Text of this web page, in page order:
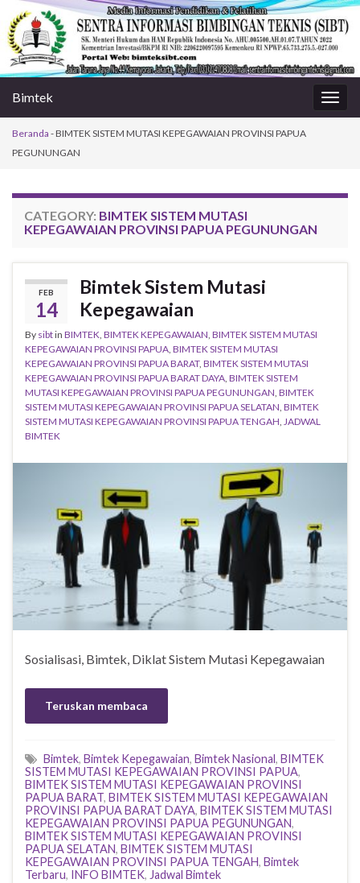
Bimtek
Beranda -BIMTEK SISTEM MUTASI KEPEGAWAIAN PROVINSI PAPUA
PEGUNUNGAN
CATEGORY: BIMTEK SISTEM MUTASI
KEPEGAWAIAN PROVINSI PAPUA PEGUNUNGAN
FEB
14
Bimtek Sistem Mutasi
Kepegawaian
By sibtin BIMTEK, BIMTEK KEPEGAWAIAN, BIMTEK SISTEM MUTASI
KEPEGAWAIAN PROVINSI PAPUA, BIMTEK SISTEM MUTASI
KEPEGAWAIAN PROVINSI PAPUA BARAT, BIMTEK SISTEM MUTASI
KEPEGAWAIAN PROVINSI PAPUA BARAT DAYA, BIMTEK SISTEM
MUTASI KEPEGAWAIAN PROVINSI PAPUA PEGUNUNGAN, BIMTEK
SISTEM MUTASI KEPEGAWAIAN PROVINSI PAPUA SELATAN, BIMTEK
SISTEM MUTASI KEPEGAWAIAN PROVINSI PAPUA TENGAH, JADWAL
BIMTEK
Sosialisasi, Bimtek, Diklat Sistem Mutasi Kepegawaian
Teruskan membaca
Bimtek, Bimtek Kepegawaian, Bimtek Nasional, BIMTEK
SISTEM MUTASI KEPEGAWAIAN PROVINSI PAPUA,
BIMTEK SISTEM MUTASI KEPEGAWAIAN PROVINSI
PAPUA BARAT, BIMTEK SISTEM MUTASI KEPEGAWAIAN
PROVINSI PAPUA BARAT DAYA, BIMTEK SISTEM MUTASI
KEPEGAWAIAN PROVINSI PAPUA PEGUNUNGAN,
BIMTEK SISTEM MUTASI KEPEGAWAIAN PROVINSI
PAPUA SELATAN, BIMTEK SISTEM MUTASI
KEPEGAWAIAN PROVINSI PAPUA TENGAH, Bimtek
Terbaru, INFO BIMTEK, Jadwal Bimtek